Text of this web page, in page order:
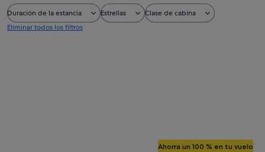
Duración de la estancia Estrellas
Clase de cabina
Eliminar todos los filtros
Ahorra un 100 % en tu vuelo